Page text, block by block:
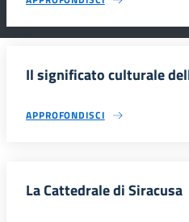
Il significato culturale
APPROFONDISCI
La Cattedrale di Siracusa